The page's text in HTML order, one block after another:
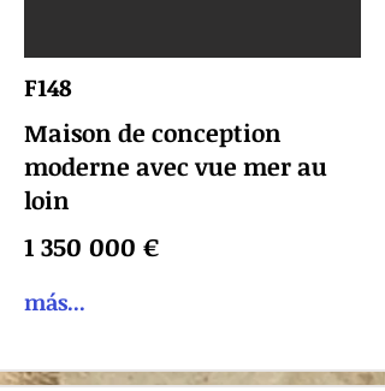
F148
Maison de conception
moderne avec vue mer au
loin
1 350 000 €
más...